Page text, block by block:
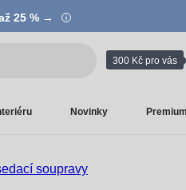
25 % →
% →
300 Kč pro vás
Novinky
soupravy